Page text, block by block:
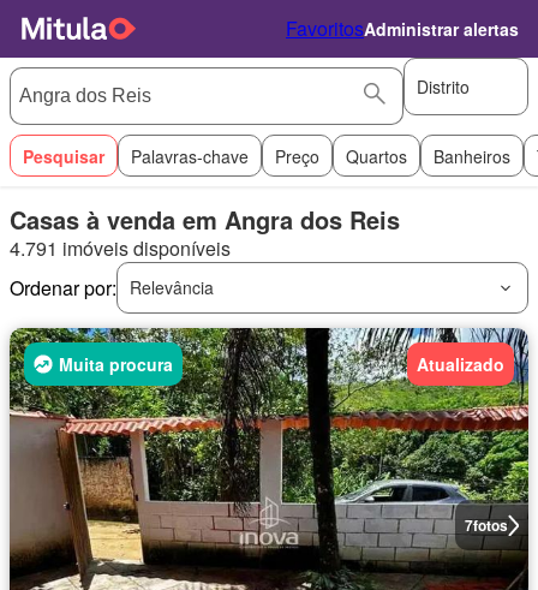
FavoritosAdministrar alertas
Distrito
Pesquisar Palavras-chave Preço Quartos Banheiros
Casas à venda em Angra dos Reis
4.791 imóveis disponíveis
Ordenar por:
Relevância
7fotos
Muita procura Atualizado